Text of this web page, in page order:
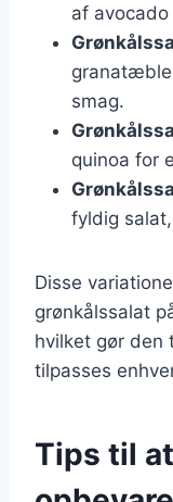
af
smag.
quinoa for
fyldig
Disse
grønkålssalat
hvilket gør den
tilpasses
Tips til